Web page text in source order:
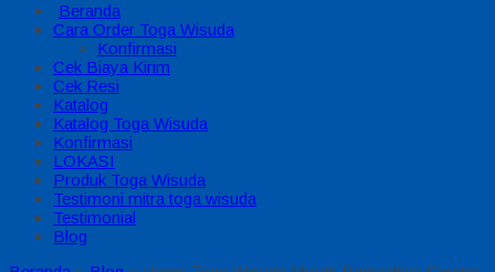
Beranda
Cara Order Toga Wisuda
Konfirmasi
Cek Biaya Kirim
Cek Resi
Katalog
Katalog Toga Wisuda
Konfirmasi
LOKASI
Produk Toga Wisuda
Testimoni mitra toga wisuda
Testimonial
Blog